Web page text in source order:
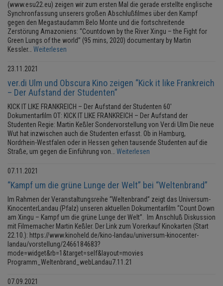
(www.esu22.eu) zeigen wir zum ersten Mal die gerade erstellte englische
Synchronfassung unserers großen Abschlußfilmes über den Kampf
gegen den Megastaudamm Belo Monte und die fortschreitende
Zerstörung Amazoniens: “Countdown by the River Xingu – the Fight for
Green Lungs of the world” (95 mins, 2020) documentary by Martin
Kessler… Weiterlesen
23.11.2021
ver.di Ulm und Obscura Kino zeigen “Kick it like Frankreich
– Der Aufstand der Studenten”
KICK IT LIKE FRANKREICH – Der Aufstand der Studenten 60′
Dokumentarfilm OT: KICK IT LIKE FRANKREICH – Der Aufstand der
Studenten Regie: Martin Keßler Sondervorstellung von Ver.di Ulm Die neue
Wut hat inzwischen auch die Studenten erfasst. Ob in Hamburg,
Nordrhein-Westfalen oder in Hessen gehen tausende Studenten auf die
Straße, um gegen die Einführung von… Weiterlesen
07.11.2021
“Kampf um die grüne Lunge der Welt” bei “Weltenbrand”
Im Rahmen der Veranstaltungsreihe “Weltenbrand” zeigt das Universum-
KinocenterLandau (Pfalz) unseren aktuellen Dokumentarfilm “Count Down
am Xingu – Kampf um die grüne Lunge der Welt”. Im Anschluß Diskussion
mit Filmemacher Martin Keßler. Der Link zum Vorerkauf Kinokarten (Start
22.10.): https://www.kinoheld.de/kino-landau/universum-kinocenter-
landau/vorstellung/2466184683?
mode=widget&rb=1&target=self&layout=movies
Programm_Weltenbrand_webLandau7.11.21
07.09.2021